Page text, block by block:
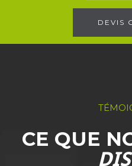
DEVIS
CE QUE